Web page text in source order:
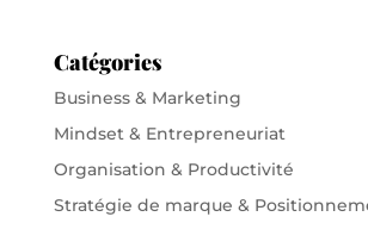
Catégories
Business & Marketing
Mindset & Entrepreneuriat
Organisation & Productivité
Stratégie de marque &